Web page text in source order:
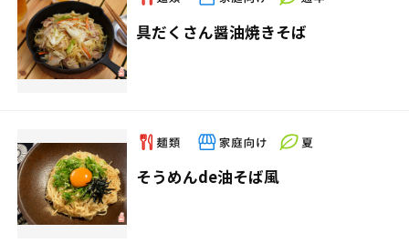
具だくさん醤油焼きそば
そうめんde油そば風